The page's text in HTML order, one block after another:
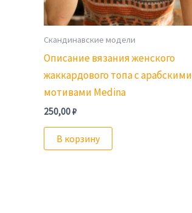
Скандинавские модели
Описание вязания женского
жаккардового топа с арабскими
мотивами Medina
250,00₽
В корзину